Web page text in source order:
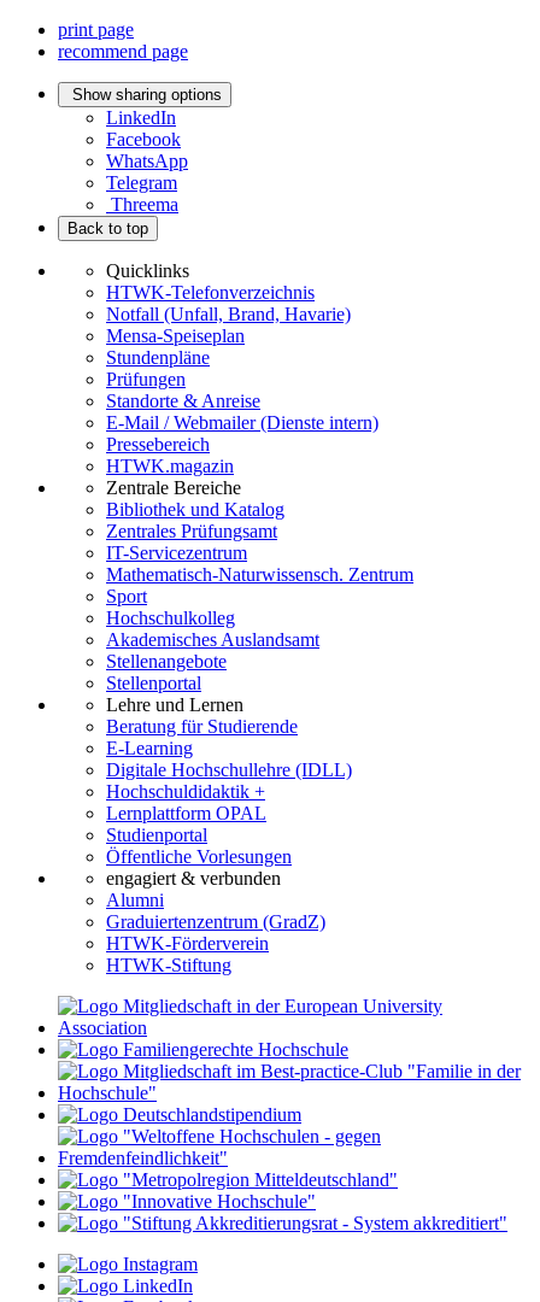
print page
recommend page
Show sharing options
LinkedIn
Facebook
WhatsApp
Telegram
Threema
Back to top
Quicklinks
HTWK-Telefonverzeichnis
Notfall (Unfall, Brand, Havarie)
Mensa-Speiseplan
Stundenpläne
Prüfungen
Standorte & Anreise
E-Mail / Webmailer (Dienste intern)
Pressebereich
HTWK.magazin
Zentrale Bereiche
Bibliothek und Katalog
Zentrales Prüfungsamt
IT-Servicezentrum
Mathematisch-Naturwissensch. Zentrum
Sport
Hochschulkolleg
Akademisches Auslandsamt
Stellenangebote
Stellenportal
Lehre und Lernen
Beratung für Studierende
E-Learning
Digitale Hochschullehre (IDLL)
Hochschuldidaktik +
Lernplattform OPAL
Studienportal
Öffentliche Vorlesungen
engagiert & verbunden
Alumni
Graduiertenzentrum (GradZ)
HTWK-Förderverein
HTWK-Stiftung